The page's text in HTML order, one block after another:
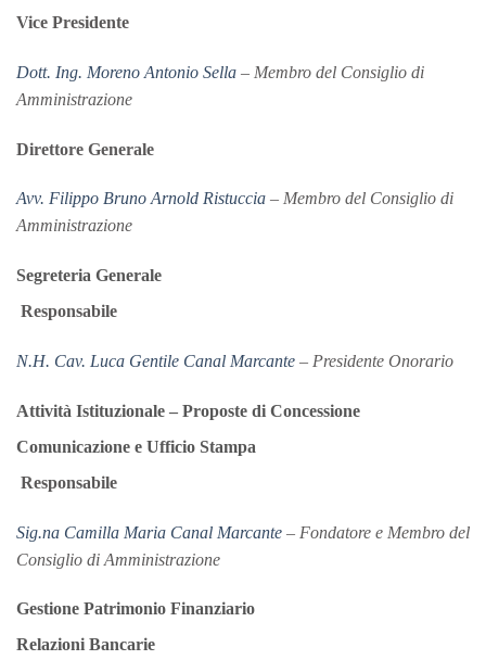
Vice Presidente
Dott. Ing. Moreno Antonio Sella – Membro del Consiglio di
Amministrazione
Direttore Generale
Avv. Filippo Bruno Arnold Ristuccia – Membro del Consiglio di
Amministrazione
Segreteria Generale
Responsabile
N.H. Cav. Luca Gentile Canal Marcante – Presidente Onorario
Attività Istituzionale – Proposte di Concessione
Comunicazione e Ufficio Stampa
Responsabile
Sig.na Camilla Maria Canal Marcante – Fondatore e Membro del
Consiglio di Amministrazione
Gestione Patrimonio Finanziario
Relazioni Bancarie